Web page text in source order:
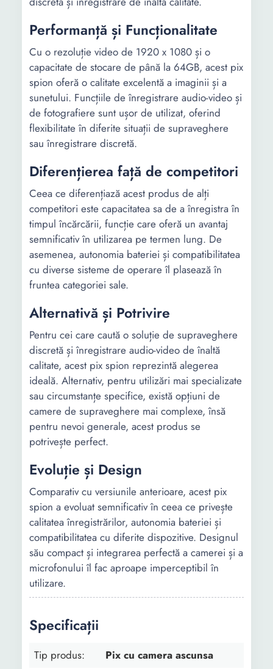
Performanță și Funcționalitate
Cu o rezoluție video de 1920 x 1080 și o
capacitate de stocare de până la 64GB, acest pix
spion oferă o calitate excelentă a imaginii și a
sunetului. Funcțiile de înregistrare audio-video și
de fotografiere sunt ușor de utilizat, oferind
flexibilitate în diferite situații de supraveghere
sau înregistrare discretă.
Diferențierea față de competitori
Ceea ce diferențiază acest produs de alți
competitori este capacitatea sa de a înregistra în
timpul încărcării, funcție care oferă un avantaj
semnificativ în utilizarea pe termen lung. De
asemenea, autonomia bateriei și compatibilitatea
cu diverse sisteme de operare îl plasează în
fruntea categoriei sale.
Alternativă și Potrivire
Pentru cei care caută o soluție de supraveghere
discretă și înregistrare audio-video de înaltă
calitate, acest pix spion reprezintă alegerea
ideală. Alternativ, pentru utilizări mai specializate
sau circumstanțe specifice, există opțiuni de
camere de supraveghere mai complexe, însă
pentru nevoi generale, acest produs se
potrivește perfect.
Evoluție și Design
Comparativ cu versiunile anterioare, acest pix
spion a evoluat semnificativ în ceea ce privește
calitatea înregistrărilor, autonomia bateriei și
compatibilitatea cu diferite dispozitive. Designul
său compact și integrarea perfectă a camerei și a
microfonului îl fac aproape imperceptibil în
utilizare.
Specificații
Tip produs:
Pix cu camera ascunsa